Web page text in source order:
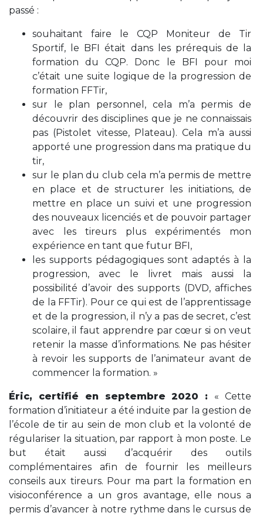
passé :
souhaitant faire le CQP Moniteur de Tir
Sportif, le BFI était dans les prérequis de la
formation du CQP. Donc le BFI pour moi
c’était une suite logique de la progression de
formation FFTir,
sur le plan personnel, cela m’a permis de
découvrir des disciplines que je ne connaissais
pas (Pistolet vitesse, Plateau). Cela m’a aussi
apporté une progression dans ma pratique du
tir,
sur le plan du club cela m’a permis de mettre
en place et de structurer les initiations, de
mettre en place un suivi et une progression
des nouveaux licenciés et de pouvoir partager
avec les tireurs plus expérimentés mon
expérience en tant que futur BFI,
les supports pédagogiques sont adaptés à la
progression, avec le livret mais aussi la
possibilité d’avoir des supports (DVD, affiches
de la FFTir). Pour ce qui est de l’apprentissage
et de la progression, il n’y a pas de secret, c’est
scolaire, il faut apprendre par cœur si on veut
retenir la masse d’informations. Ne pas hésiter
à revoir les supports de l’animateur avant de
commencer la formation. »
Éric, certifié en septembre 2020 : « Cette
formation d’initiateur a été induite par la gestion de
l’école de tir au sein de mon club et la volonté de
régulariser la situation, par rapport à mon poste. Le
but était aussi d’acquérir des outils
complémentaires afin de fournir les meilleurs
conseils aux tireurs. Pour ma part la formation en
visioconférence a un gros avantage, elle nous a
permis d’avancer à notre rythme dans le cursus de